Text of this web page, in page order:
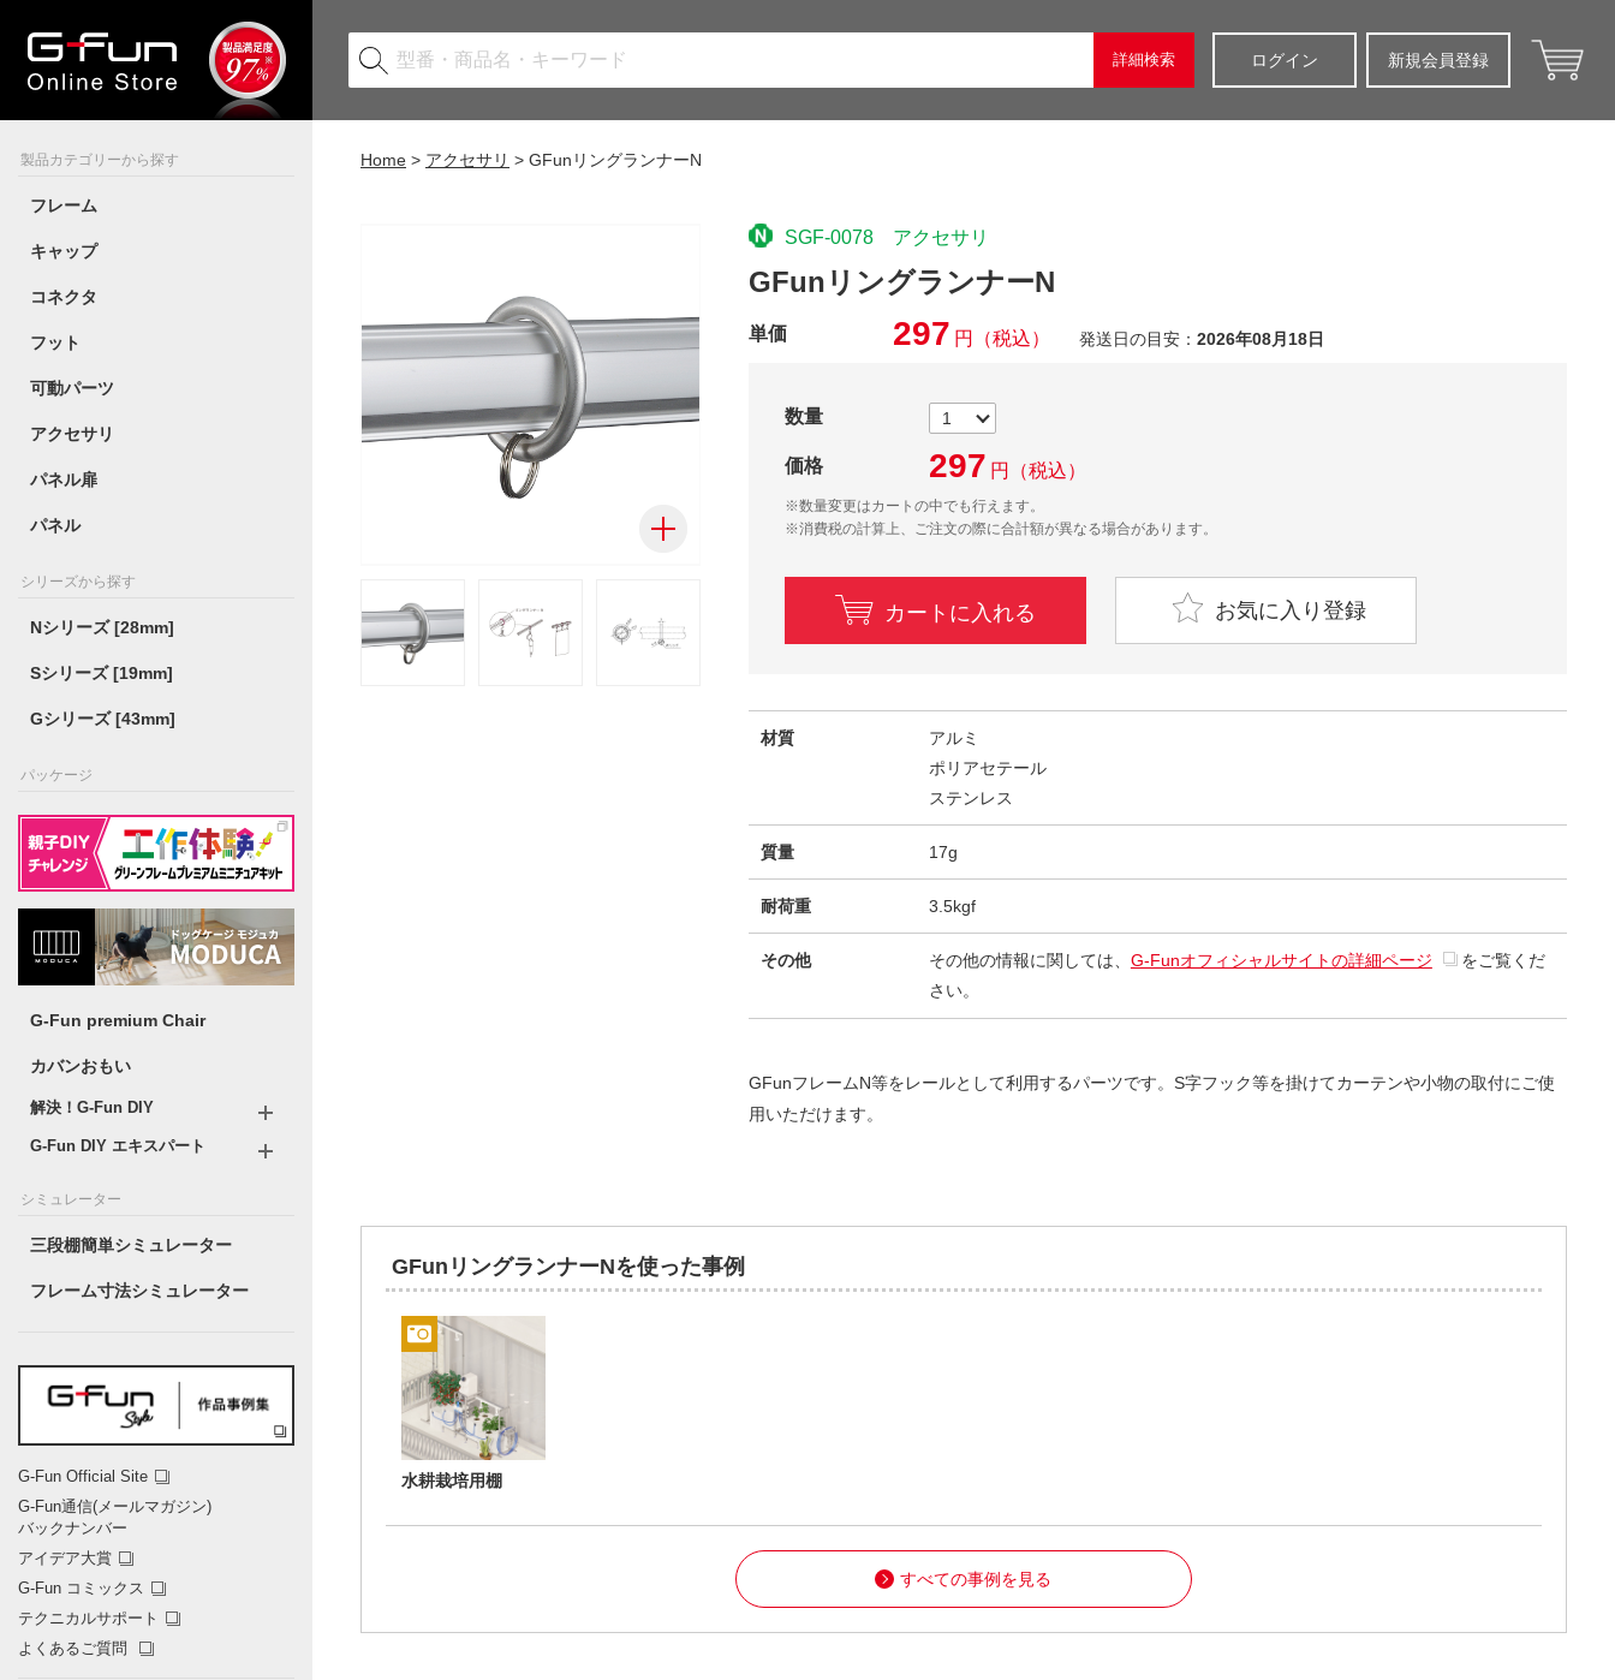
ログイン 新規会員登録
詳細検索
製品カテゴリーから探す
フレーム
キャップ
コネクタ
フット
可動パーツ
アクセサリ
パネル扉
パネル
シリーズから探す
Nシリーズ [28mm]
Sシリーズ [19mm]
Gシリーズ [43mm]
パッケージ
G-Fun premium Chair
カバンおもい
解決！G-Fun DIY
G-Fun DIY エキスパート
シミュレーター
三段棚簡単シミュレーター
フレーム寸法シミュレーター
G-Fun Official Site
G-Fun通信(メールマガジン)
バックナンバー
アイデア大賞
G-Fun コミックス
テクニカルサポート
よくあるご質問
Home アクセサリ GFunリングランナーN
SGF-0078 アクセサリ
GFunリングランナーN
単価 297 円 （税込） 発送日の目安： 2026年08月18日
数量
価格 297 円 （税込）
※数量変更はカートの中でも行えます。
※消費税の計算上、ご注文の際に合計額が異なる場合があります。
カートに入れる お気に入り登録
材質
アルミ
ポリアセテール
ステンレス
質量 17g
耐荷重 3.5kgf
その他 その他の情報に関しては、 G-Funオフィシャルサイトの詳細ページ
をご覧くだ
さい。
GFunフレームN等をレールとして利用するパーツです。S字フック等を掛けてカーテンや小物の取付にご使
用いただけます。
GFunリングランナーNを使った事例
水耕栽培用棚
すべての事例を見る